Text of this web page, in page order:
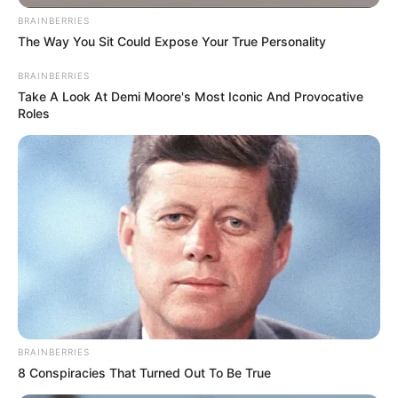
BRAINBERRIES
The Way You Sit Could Expose Your True Personality
BRAINBERRIES
Take A Look At Demi Moore's Most Iconic And Provocative
Roles
BRAINBERRIES
8 Conspiracies That Turned Out To Be True